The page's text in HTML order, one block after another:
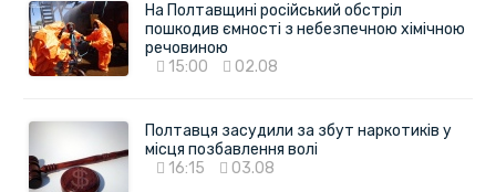
На Полтавщині російський обстріл
пошкодив ємності з небезпечною хімічною
речовиною
15:00
02.08
Полтавця засудили за збут наркотиків у
місця позбавлення волі
16:15
03.08